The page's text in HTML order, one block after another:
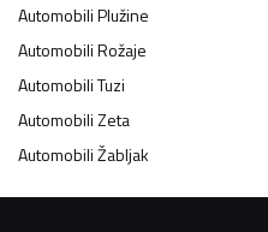
AutomobiliPlužine
AutomobiliRožaje
AutomobiliTuzi
AutomobiliZeta
AutomobiliŽabljak